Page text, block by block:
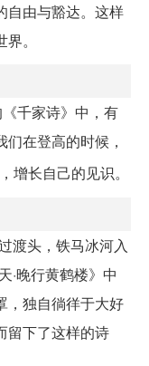
自由与豁达。这样
。
千家诗》中，有
在登高的时候，
增长自己的见识。
渡头，铁马冰河入
·晚行黄鹤楼》中
，独自徜徉于大好
留下了这样的诗